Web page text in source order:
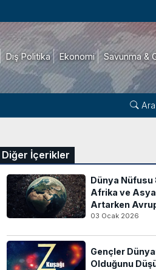
Dış Politika Ekonomi Savunma &
Ara
Diğer İçerikler
Dünya Nüfusu
Afrika ve
Artarken
03 Ocak 2026
Gençler
Olduğunu